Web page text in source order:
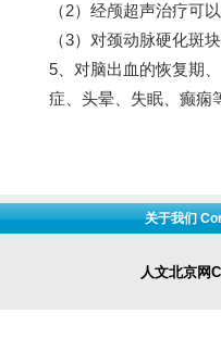
（2）经颅超声治疗可
（3）对颈动脉硬化斑
5、对脑出血的恢复期
症、头晕、失眠、癫痫
关于我们
人文北京网